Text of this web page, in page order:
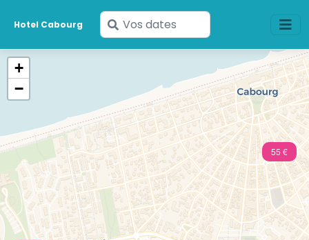
Hotel Cabourg
Saisissez
vos
55 €
+
−